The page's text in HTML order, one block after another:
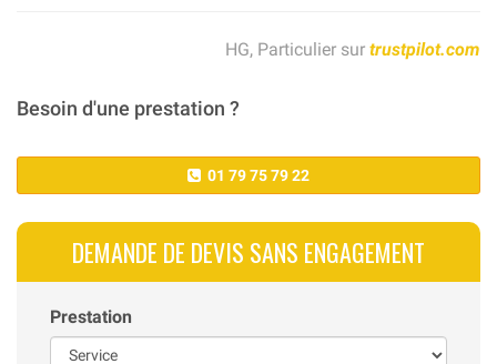
HG, Particulier sur trustpilot.com
Besoin d'une prestation ?
01 79 75 79 22
DEMANDE DE DEVIS SANS ENGAGEMENT
Prestation